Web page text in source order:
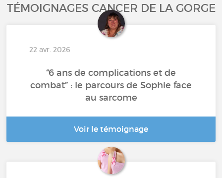
TÉMOIGNAGES CANCER DE LA GORGE
22 avr. 2026
“6 ans de complications et de
combat” : le parcours de Sophie face
au sarcome
Voir le témoignage